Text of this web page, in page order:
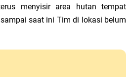
menyisir area hutan tempat
saat ini Tim di lokasi belum